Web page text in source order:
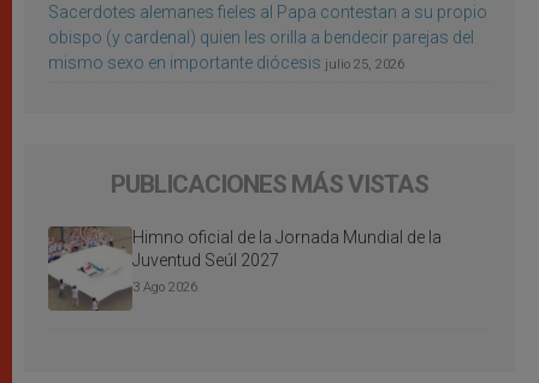
Sacerdotes alemanes fieles al Papa contestan a su propio
obispo (y cardenal) quien les orilla a bendecir parejas del
mismo sexo en importante diócesis julio 25, 2026
PUBLICACIONES MÁS VISTAS
Himno oficial de la Jornada Mundial de la
Juventud Seúl 2027
3 Ago 2026